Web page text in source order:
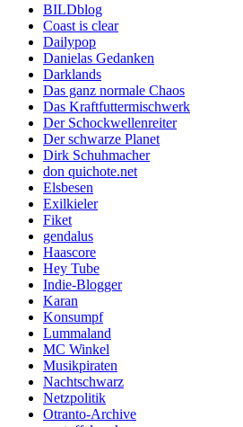
BILDblog
Coast is clear
Dailypop
Danielas Gedanken
Darklands
Das ganz normale Chaos
Das Kraftfuttermischwerk
Der Schockwellenreiter
Der schwarze Planet
Dirk Schuhmacher
don quichote.net
Elsbesen
Exilkieler
Fiket
gendalus
Haascore
Hey Tube
Indie-Blogger
Karan
Konsumpf
Lummaland
MC Winkel
Musikpiraten
Nachtschwarz
Netzpolitik
Otranto-Archive